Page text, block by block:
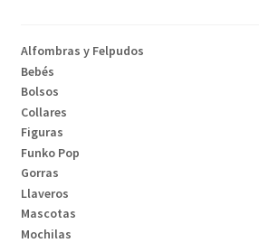
Alfombras y Felpudos
Bebés
Bolsos
Collares
Figuras
Funko Pop
Gorras
Llaveros
Mascotas
Mochilas